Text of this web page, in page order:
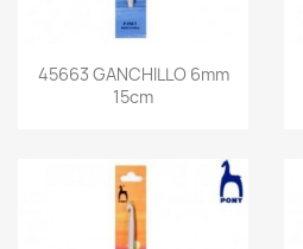
45663 GANCHILLO 6mm
15cm